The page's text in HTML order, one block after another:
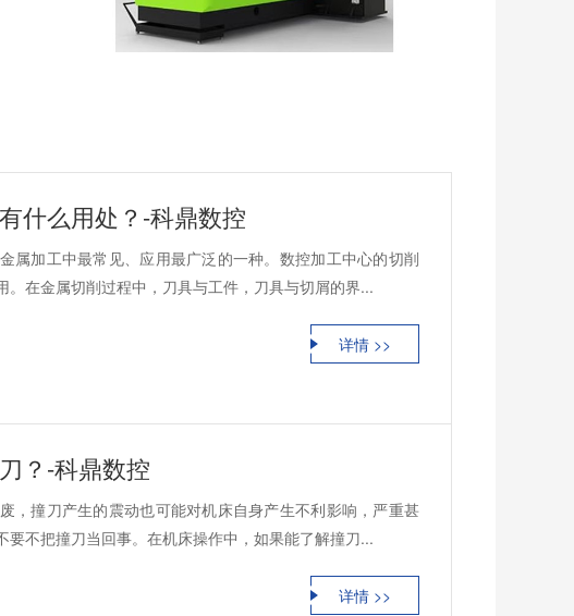
什么用处？-科鼎数控
属加工中最常见、应用最广泛的一种。数控加工中心的切削
在金属切削过程中，刀具与工件，刀具与切屑的界...
详情 >>
？-科鼎数控
，撞刀产生的震动也可能对机床自身产生不利影响，严重甚
不把撞刀当回事。在机床操作中，如果能了解撞刀...
详情 >>